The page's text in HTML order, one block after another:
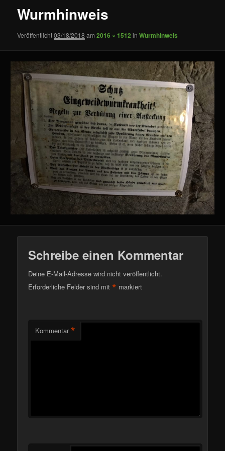
Wurmhinweis
Veröffentlicht03/18/2018 am2016 × 1512 inWurmhinweis
Schreibe einen Kommentar
Deine E-Mail-Adresse wird nicht veröffentlicht.
Erforderliche Felder sind mit* markiert
Kommentar *